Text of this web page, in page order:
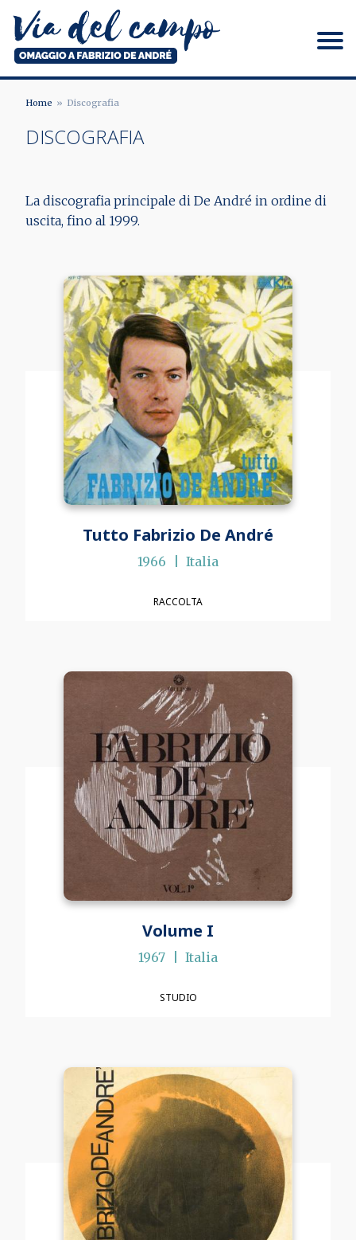
contenuto
principale
Via del campo
BRICIOLE
Home Discografia
DISCOGRAFIA
La discografia principale di De André in ordine di
uscita, fino al 1999.
Tutto Fabrizio De André
1966 Italia
RACCOLTA
Volume I
1967 Italia
STUDIO